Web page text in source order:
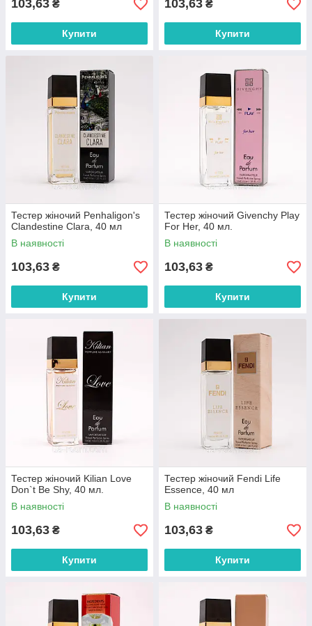
103,63 ₴
Купити
103,63 ₴
Купити
Тестер жіночий Penhaligon's
Clandestine Clara, 40 мл
В наявності
103,63 ₴
Купити
Тестер жіночий Givenchy Play
For Her, 40 мл.
В наявності
103,63 ₴
Купити
Тестер жіночий Kilian Love
Don`t Be Shy, 40 мл.
В наявності
103,63 ₴
Купити
Тестер жіночий Fendi Life
Essence, 40 мл
В наявності
103,63 ₴
Купити